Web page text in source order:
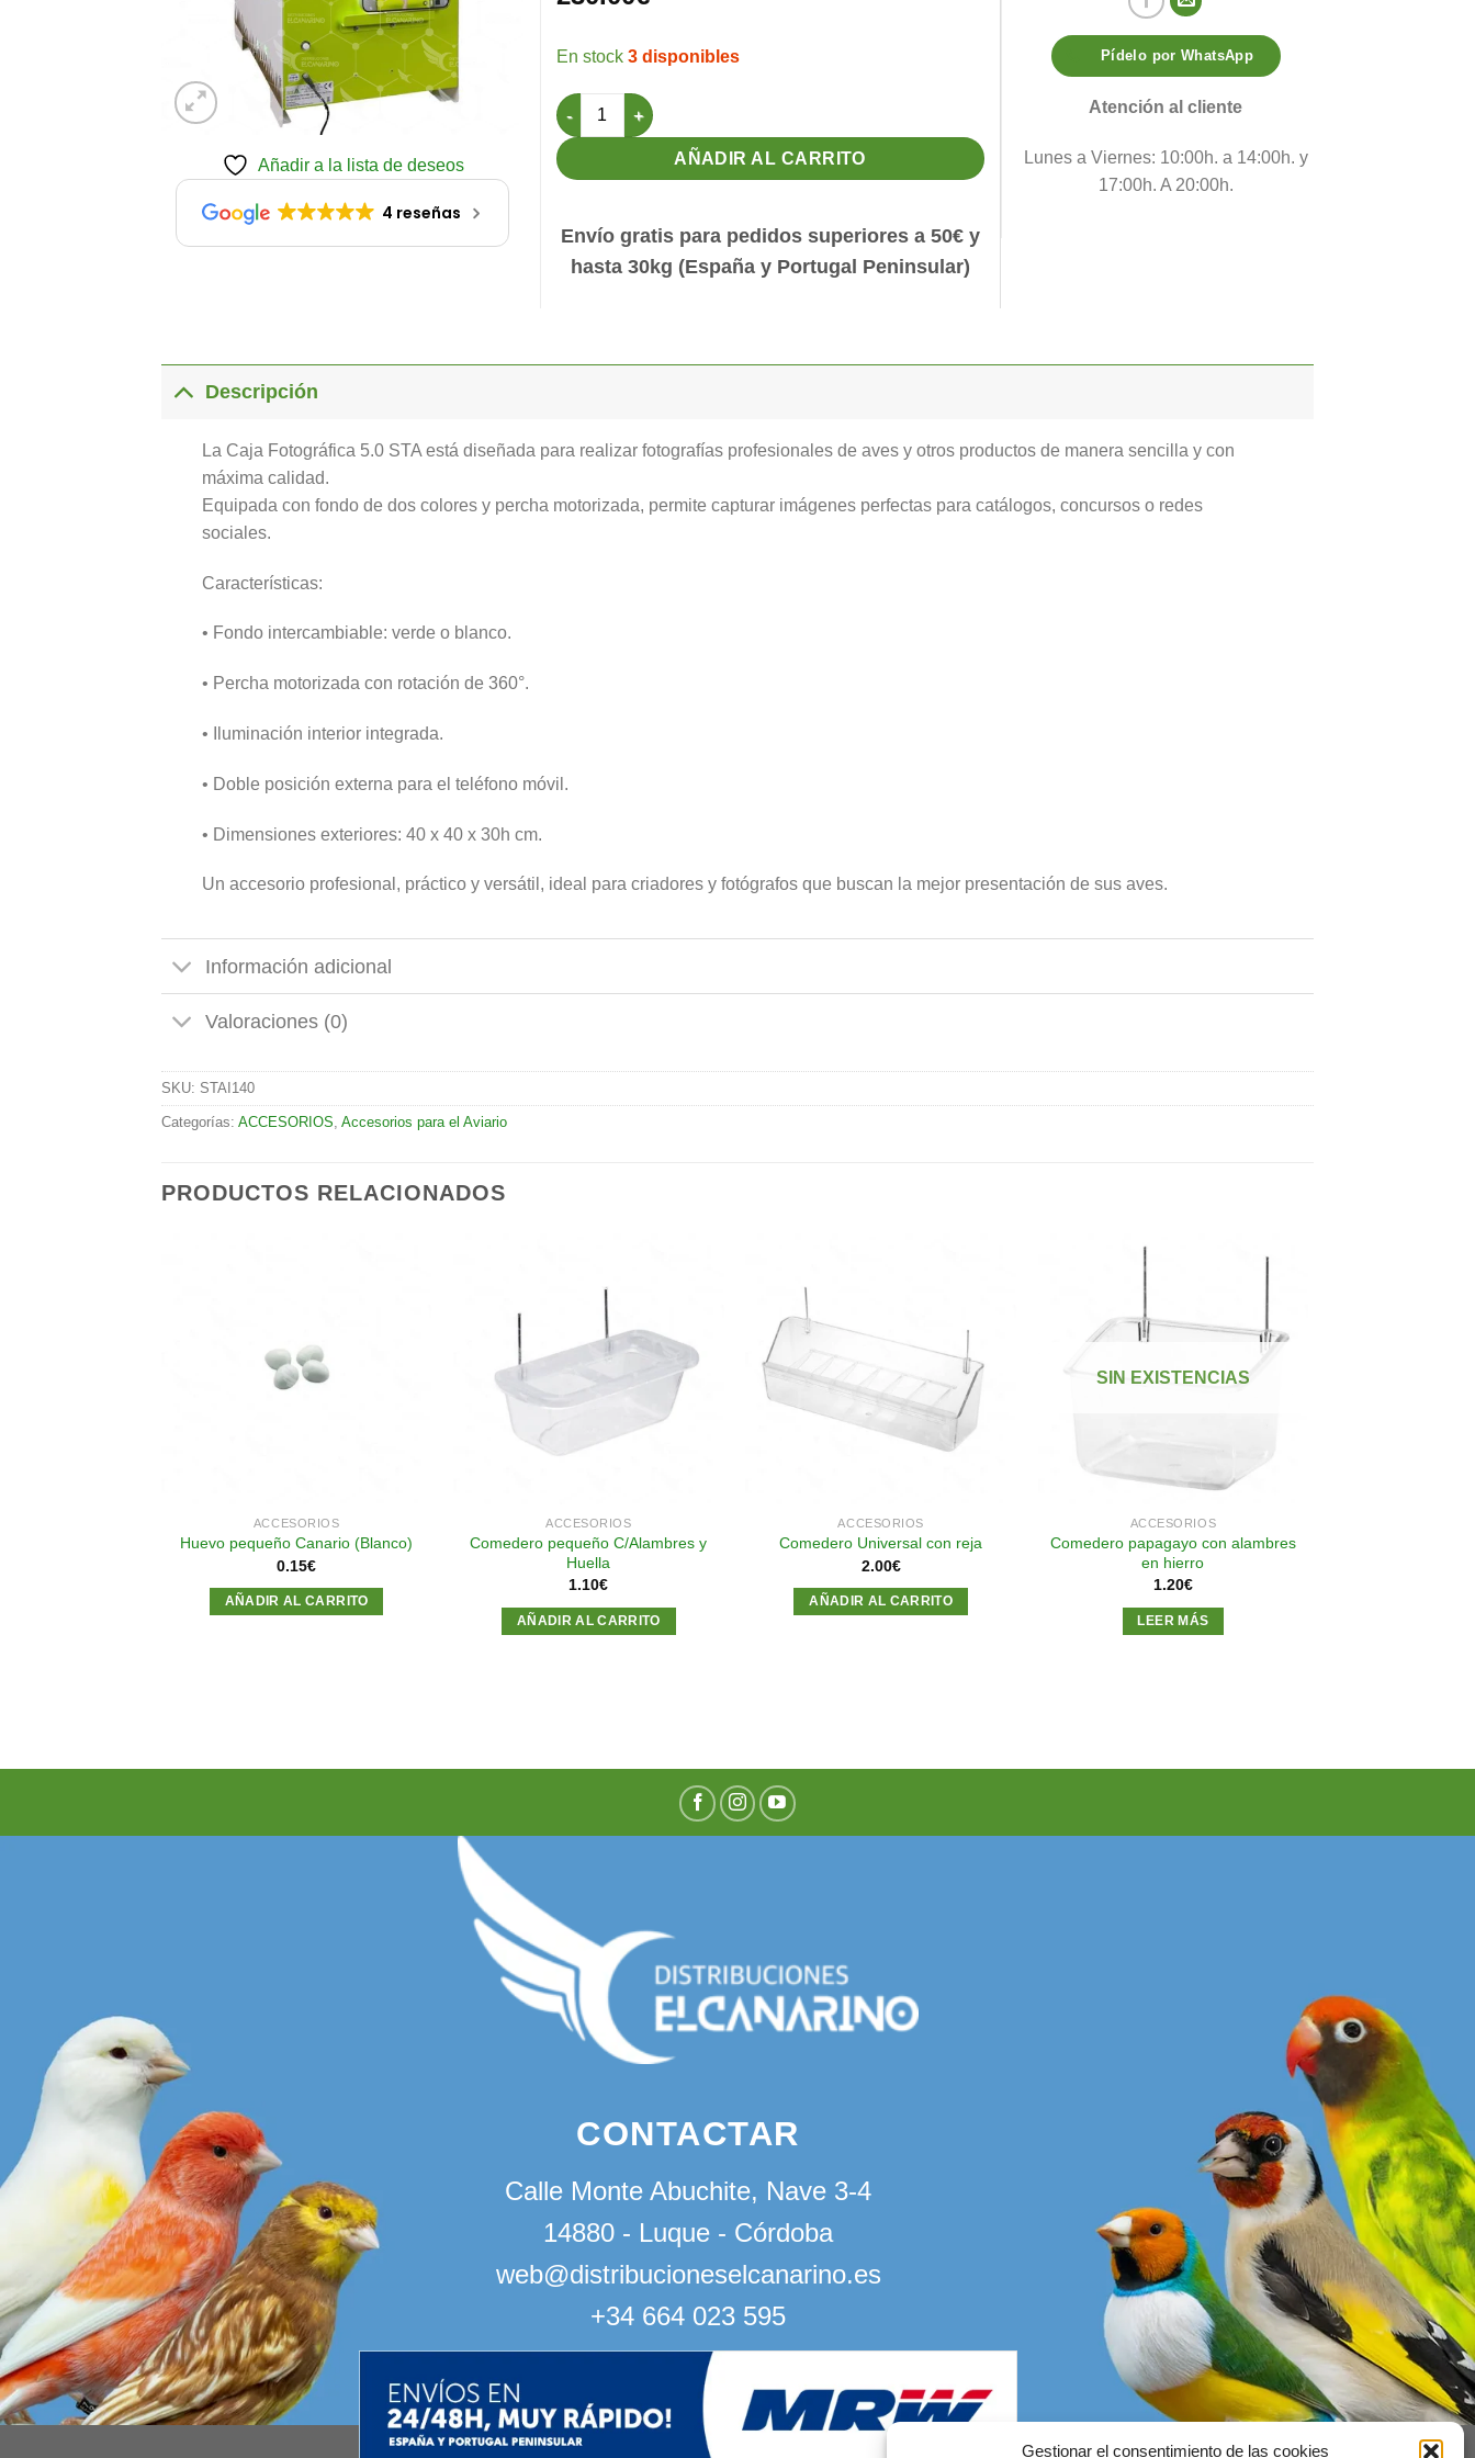
Gestionar el consentimiento de las cookies
Añadir a la lista de deseos
4 reseñas
3 disponibles
Caja Fotográfica 5.0 STA Profesional cantidad
AÑADIR AL CARRITO
Envío gratis para pedidos superiores a 50€ y
hasta 30kg (España y Portugal Peninsular)
Pídelo por WhatsApp
Atención al cliente
Lunes a Viernes: 10:00h. a 14:00h. y
17:00h. A 20:00h.
Descripción
La Caja Fotográfica 5.0 STA está diseñada para realizar fotografías profesionales de aves y otros productos de manera sencilla y con
máxima calidad.
Equipada con fondo de dos colores y percha motorizada, permite capturar imágenes perfectas para catálogos, concursos o redes
sociales.
Características:
• Fondo intercambiable: verde o blanco.
• Percha motorizada con rotación de 360°.
• Iluminación interior integrada.
• Doble posición externa para el teléfono móvil.
• Dimensiones exteriores: 40 x 40 x 30h cm.
Un accesorio profesional, práctico y versátil, ideal para criadores y fotógrafos que buscan la mejor presentación de sus aves.
Información adicional
Valoraciones (0)
SKU: STAI140
Categorías: ACCESORIOS, Accesorios para el Aviario
PRODUCTOS RELACIONADOS
ACCESORIOS
Huevo pequeño Canario (Blanco)
0.15€
AÑADIR AL CARRITO
a la
lista de
deseos
ACCESORIOS
Comedero pequeño C/Alambres y
Huella
1.10€
AÑADIR AL CARRITO
Añadir
a la
lista de
deseos
ACCESORIOS
Comedero Universal con reja
2.00€
AÑADIR AL CARRITO
Añadir
deseos
SIN EXISTENCIAS
ACCESORIOS
Comedero papagayo con alambres
en hierro
1.20€
LEER MÁS
CONTACTAR
Calle Monte Abuchite, Nave 3-4
14880 - Luque - Córdoba
web@distribucioneselcanarino.es
+34 664 023 595